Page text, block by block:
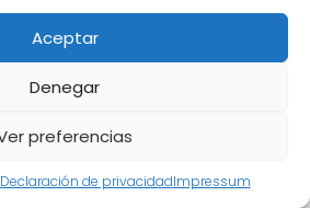
Aceptar
Denegar
preferencias
Declaración de privacidadImpressum
ofrece trabajo de
internacional